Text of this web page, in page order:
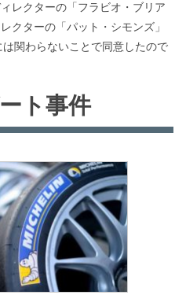
レクターの「フラビオ・ブリア
クターの「パット・シモンズ」
関わらないことで同意したので
ト事件